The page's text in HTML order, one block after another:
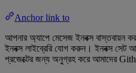
Anchor link to
আপনার অ্যাপে মেসেজ ইনবক্স বাস্তবায়ন
ইনবক্স লাইব্রেরি যোগ করুন। ইনবক্স সেট
প্রজেক্টের জন্য অনুগ্রহ করে আমাদের